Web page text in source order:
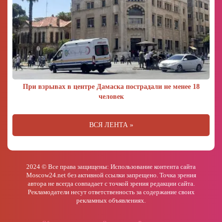
При взрывах в центре Дамаска пострадали не менее 18
человек
ВСЯ ЛЕНТА »
2024 © Все права защищены: Использование контента сайта
Moscow24.net без активной ссылки запрещено. Точка зрения
автора не всегда совпадает с точкой зрения редакции сайта.
Рекламодатели несут ответственность за содержание своих
рекламных объявлениях.